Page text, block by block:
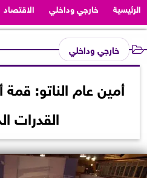
الرئيسية خارجي وداخلي الاقتصاد
خارجي وداخلي
أمين عام الناتو: قمة
القدرات